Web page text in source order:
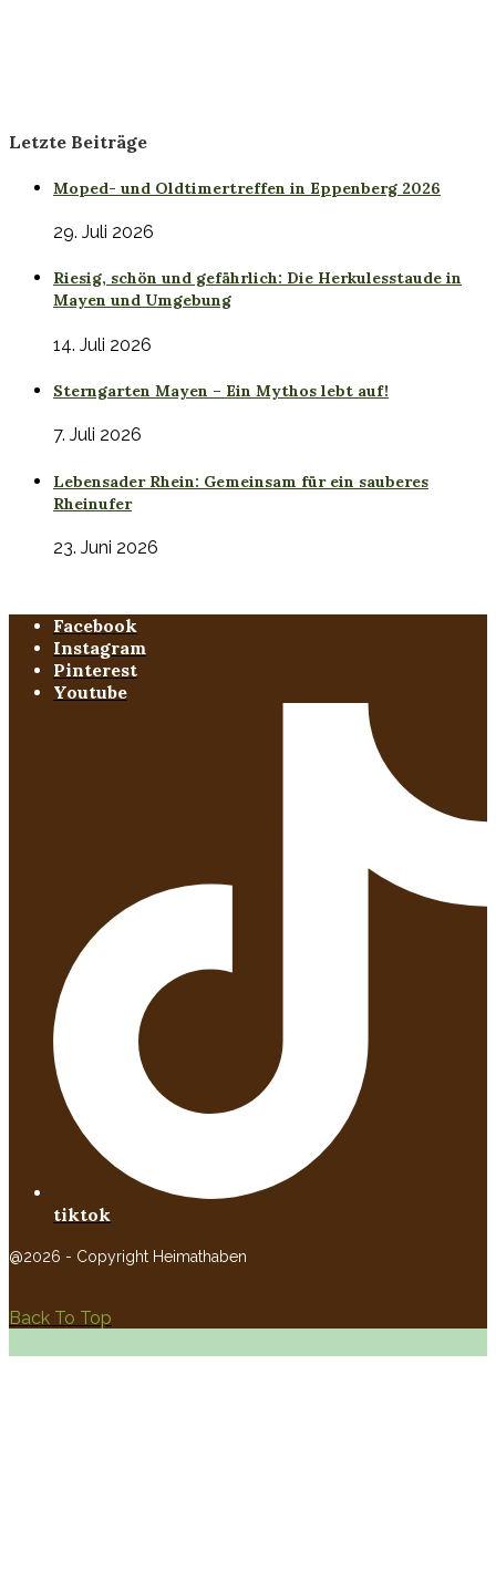
Letzte Beiträge
Moped- und Oldtimertreffen in Eppenberg 2026
29. Juli 2026
Riesig, schön und gefährlich: Die Herkulesstaude in
Mayen und Umgebung
14. Juli 2026
Sterngarten Mayen – Ein Mythos lebt auf!
7. Juli 2026
Lebensader Rhein: Gemeinsam für ein sauberes
Rheinufer
23. Juni 2026
Facebook
Instagram
Pinterest
Youtube
tiktok
@2026 - Copyright Heimathaben
Back To Top